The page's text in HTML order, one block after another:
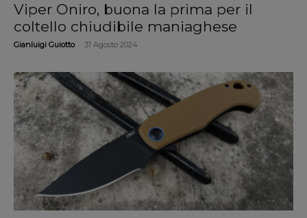
Viper Oniro, buona la prima per il
coltello chiudibile maniaghese
Gianluigi Guiotto 31 Agosto 2024